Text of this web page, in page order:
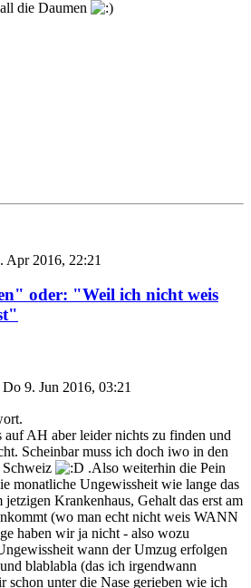
die Daumen
Apr 2016, 22:21
oder: "Weil ich nicht weis
Do 9. Jun 2016, 03:21
auf AH aber leider nichts zu finden und
Scheinbar muss ich doch iwo in den
Schweiz
.Also weiterhin die Pein
monatliche Ungewissheit wie lange das
Krankenhaus, Gehalt das erst am
(wo man echt nicht weis WANN
haben wir ja nicht - also wozu
wann der Umzug erfolgen
blablabla (das ich irgendwann
schon unter die Nase gerieben wie ich